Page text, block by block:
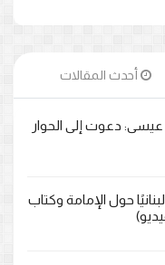
أحدث المقالات
دعوت إلى الحوار
حول الإمامة وكتاب